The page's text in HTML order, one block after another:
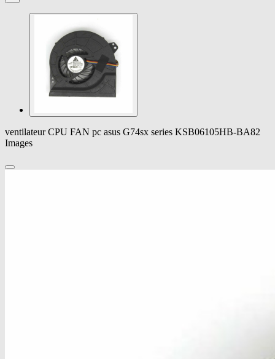
ventilateur CPU FAN pc asus G74sx series KSB06105HB-BA82
Images